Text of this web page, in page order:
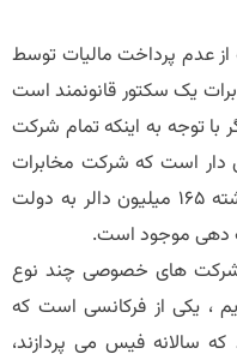
از عدم پرداخت مالیات توسط
یک سکتور قانونمند است
با توجه به اینکه تمام شرکت
دار است که شرکت مخابرات
اینطور نیست، این شرکت در سال گذشته 165 میلیون دالر به دولت
دهی موجود است.
شرکت های خصوصی چند نوع
، یکی از فرکانسی است که
سالانه فیس می پردازند،